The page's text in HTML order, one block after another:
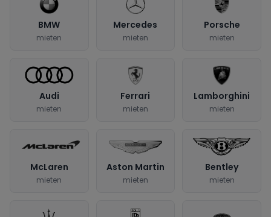
BMW
mieten
Mercedes
mieten
Porsche
mieten
Audi
mieten
Ferrari
mieten
Lamborghini
mieten
McLaren
mieten
Aston Martin
mieten
Bentley
mieten